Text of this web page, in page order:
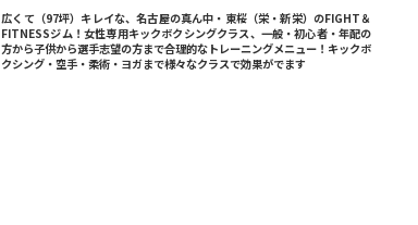
広くて（97坪）キレイな、名古屋の真ん中・東桜（栄・新栄）のFIGHT＆
FITNESSジム！女性専用キックボクシングクラス、一般・初心者・年配の
方から子供から選手志望の方まで合理的なトレーニングメニュー！キックボ
クシング・空手・柔術・ヨガまで様々なクラスで効果がでます